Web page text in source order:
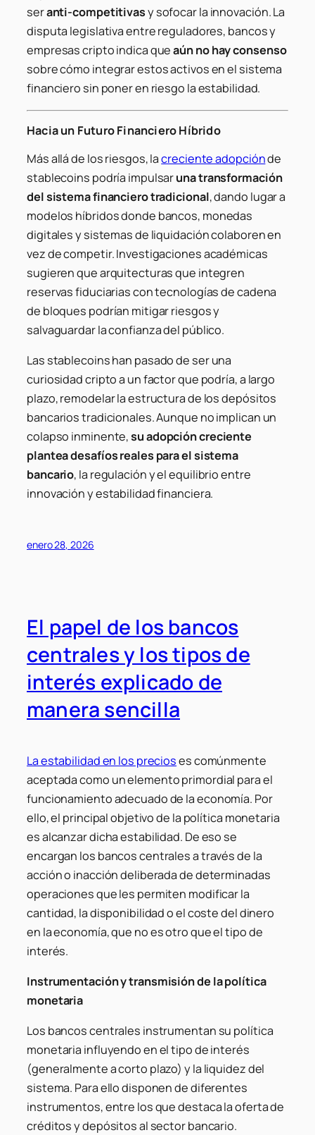
seranti-competitivasy sofocar la innovación. La
disputa legislativa entre reguladores, bancos y
empresas cripto indica queaún no hay consenso
sobre cómo integrar estos activos en el sistema
financiero sin poner en riesgo la estabilidad.
Hacia un Futuro Financiero Híbrido
Más allá de los riesgos, lacreciente adopciónde
stablecoins podría impulsaruna transformación
del sistema financiero tradicional, dando lugar a
modelos híbridos donde bancos, monedas
digitales y sistemas de liquidación colaboren en
vez de competir. Investigaciones académicas
sugieren que arquitecturas que integren
reservas fiduciarias con tecnologías de cadena
de bloques podrían mitigar riesgos y
salvaguardar la confianza del público.
Las stablecoins han pasado de ser una
curiosidad cripto a un factor que podría, a largo
plazo, remodelar la estructura de los depósitos
bancarios tradicionales. Aunque no implican un
colapso inminente,su adopción creciente
plantea desafíos reales para el sistema
bancario, la regulación y el equilibrio entre
innovación y estabilidad financiera.
enero 28, 2026
El papel de los bancos
centrales y los tipos de
interés explicado de
manera sencilla
La estabilidad en los precioses comúnmente
aceptada como un elemento primordial para el
funcionamiento adecuado de la economía. Por
ello, el principal objetivo de la política monetaria
es alcanzar dicha estabilidad. De eso se
encargan los bancos centrales a través de la
acción o inacción deliberada de determinadas
operaciones que les permiten modificar la
cantidad, la disponibilidad o el coste del dinero
en la economía, que no es otro que el tipo de
interés.
Instrumentación y transmisión de la política
monetaria
Los bancos centrales instrumentan su política
monetaria influyendo en el tipo de interés
(generalmente a corto plazo) y la liquidez del
sistema. Para ello disponen de diferentes
instrumentos, entre los que destaca la oferta de
créditos y depósitos al sector bancario.